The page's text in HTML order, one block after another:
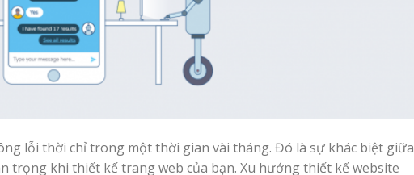
lỗi thời chỉ trong một thời gian vài tháng. Đó là sự khác biệt giữa
khi thiết kế trang web của bạn. Xu hướng thiết kế website